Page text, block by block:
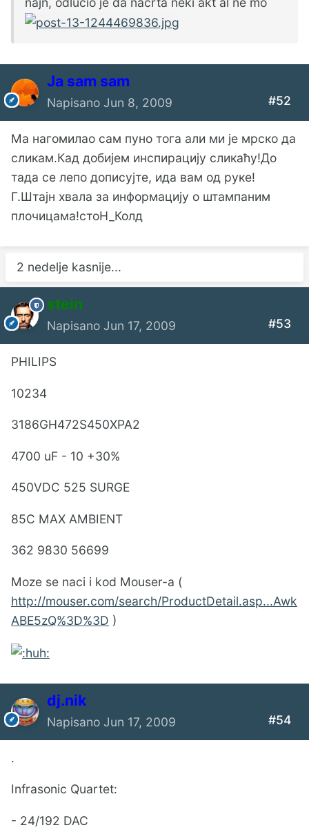
Ја sam sam
Napisano Jun 8, 2009 #52
Ма нагомилао сам пуно тога али ми је мрско да
сликам.Кад добијем инспирацију сликаћу!До
тада се лепо дописујте, ида вам од руке!
Г.Штајн хвала за информацију о штампаним
плочицама!стоН_Колд
2 nedelje kasnije...
stein
Napisano Jun 17, 2009 #53
PHILIPS
10234
3186GH472S450XPA2
4700 uF - 10 +30%
450VDC 525 SURGE
85C MAX AMBIENT
362 9830 56699
Moze se naci i kod Mouser-a (
http://mouser.com/search/ProductDetail.asp...Awk
ABE5zQ%3D%3D )
dj.nik
Napisano Jun 17, 2009 #54
.
Infrasonic Quartet:
- 24/192 DAC